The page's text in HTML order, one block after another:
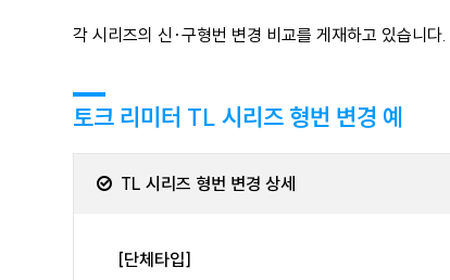
각 시리즈의 신·구형번 변경 비교를 게재하고 있습니다.
토크 리미터 TL 시리즈 형번 변경 예
TL 시리즈 형번 변경 상세
[단체타입]